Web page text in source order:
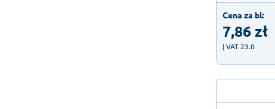
Cena za bl:
7,86zł
| VAT 23.0